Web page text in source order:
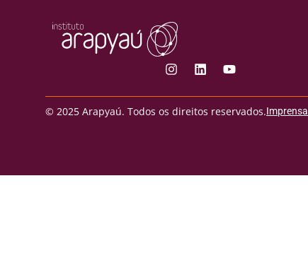
© 2025 Arapyaú. Todos os direitos reservados.Imprensa